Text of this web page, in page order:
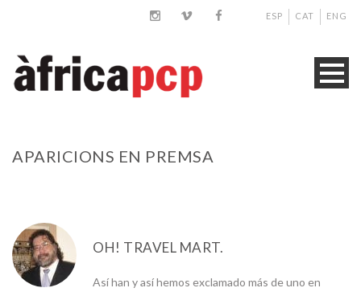
ENG
CAT
ESP
APARICIONS EN PREMSA
OH! TRAVEL MART.
Así han y así hemos exclamado más de uno en